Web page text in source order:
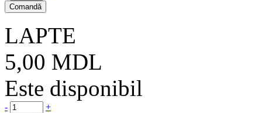
Comandă
LAPTE
5,00 MDL
Este disponibil
- +